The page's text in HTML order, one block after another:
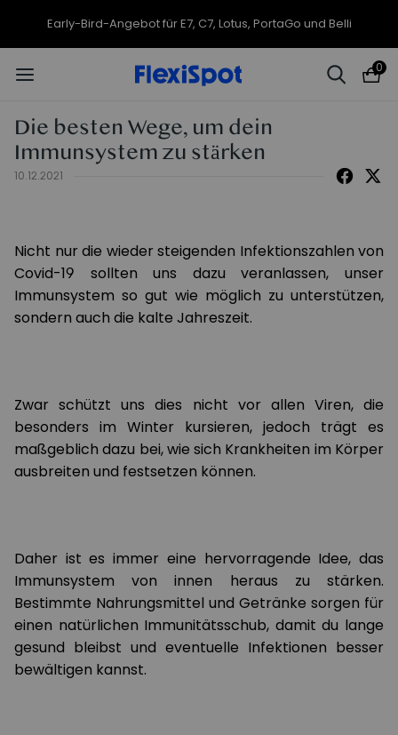
Early-Bird-Angebot für E7, C7, Lotus, PortaGo und Belli
0
Die besten Wege, um dein
Immunsystem zu stärken
10.12.2021
Nicht nur die wieder steigenden Infektionszahlen von
Covid-19 sollten uns dazu veranlassen, unser
Immunsystem so gut wie möglich zu unterstützen,
sondern auch die kalte Jahreszeit.
Zwar schützt uns dies nicht vor allen Viren, die
besonders im Winter kursieren, jedoch trägt es
maßgeblich dazu bei, wie sich Krankheiten im Körper
ausbreiten und festsetzen können.
Daher ist es immer eine hervorragende Idee, das
Immunsystem von innen heraus zu stärken.
Bestimmte Nahrungsmittel und Getränke sorgen für
einen natürlichen Immunitätsschub, damit du lange
gesund bleibst und eventuelle Infektionen besser
bewältigen kannst.